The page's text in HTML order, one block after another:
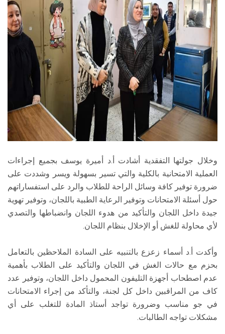
وخلال جولتها التفقدية أشادت أ.د أميرة يوسف بجميع إجراءات
العملية الامتحانية بالكلية والتي تسير بسهولة ويسر وشددت على
ضرورة توفير كافة وسائل الراحة للطلاب والرد على استفساراتهم
حول أسئلة الامتحانات وتوفير الرعاية الطبية باللجان، وتوفير تهوية
جيدة داخل اللجان والتأكيد من هدوء اللجان وانضباطها والتصدي
لأي محاولة للغش أو الإخلال بنظام اللجان.
وأكدت أ.د أسماء زعزع بالتنبيه على السادة الملاحظين بالتعامل
بحزم مع حالات الغش في اللجان والتأكيد على الطلاب بأهمية
عدم اصطحاب أجهزة التليفون المحمول داخل اللجان، وتوفير عدد
كاف من المراقبين داخل كل لجنة، والتأكد من إجراء الامتحانات
في جو مناسب وضرورة تواجد أستاذ المادة للتغلب على أي
مشكلات تواجه الطالبات.